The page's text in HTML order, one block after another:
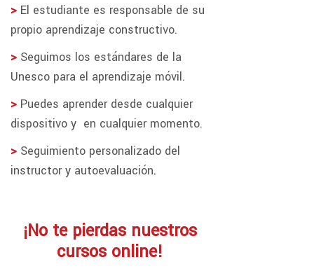
> El estudiante es responsable de su
propio aprendizaje constructivo.
> Seguimos los estándares de la
Unesco para el aprendizaje móvil.
> Puedes aprender desde cualquier
dispositivo y en cualquier momento.
> Seguimiento personalizado del
instructor y autoevaluación.
¡No te pierdas nuestros
cursos online!